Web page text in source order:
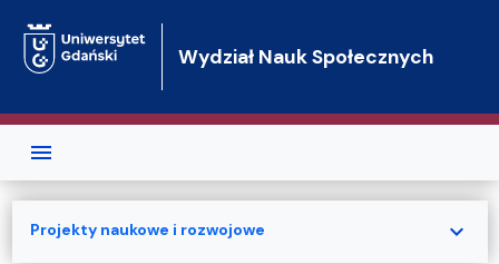
Wydział Nauk Społecznych
Projekty naukowe i rozwojowe expand_more